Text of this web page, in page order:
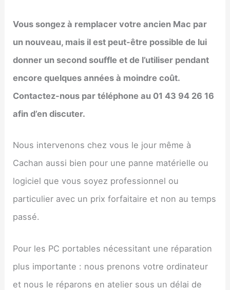
Vous songez à remplacer votre ancien Mac par
un nouveau, mais il est peut-être possible de lui
donner un second souffle et de l’utiliser pendant
encore quelques années à moindre coût.
Contactez-nous par téléphone au 01 43 94 26 16
afin d’en discuter.
Nous intervenons chez vous le jour même à
Cachan aussi bien pour une panne matérielle ou
logiciel que vous soyez professionnel ou
particulier avec un prix forfaitaire et non au temps
passé.
Pour les PC portables nécessitant une réparation
plus importante : nous prenons votre ordinateur
et nous le réparons en atelier sous un délai de